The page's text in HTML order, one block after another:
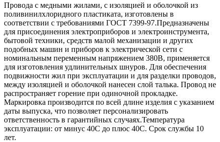
Провода с медными жилами, с изоляцией и оболочкой из
поливинилхлоридного пластиката, изготовлены в
соответствии с требованиями ГОСТ 7399-97.Предназначены
для присоединения электроприборов и электроинструмента,
бытовой техники, средств малой механизации и других
подобных машин и приборов к электрической сети с
номинальным переменным напряжением 380В, применяется
для изготовления удлинительных шнуров. Для обеспечения
подвижности жил при эксплуатации и для разделки проводов,
между изоляцией и оболочкой нанесен слой талька. Провод не
распространяет горение при одиночной прокладке.
Маркировка производится по всей длине изделия с указанием
даты выпуска, что позволяет персонализировать
ответственность в гарантийных случаях.Температура
эксплуатации: от минус 40С до плюс 40С. Срок службы 10
лет.